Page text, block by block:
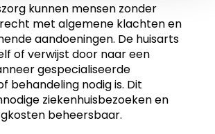
kunnen mensen zonder
met algemene klachten en
aandoeningen. De huisarts
of verwijst door naar een
gespecialiseerde
behandeling nodig is. Dit
ziekenhuisbezoeken en
beheersbaar.